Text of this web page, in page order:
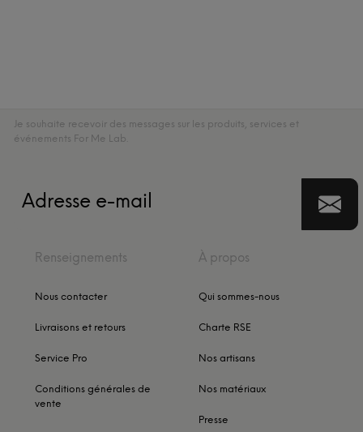
Je souhaite recevoir des messages sur les produits, services et
événements For Me Lab.
Renseignements
Nous contacter
Livraisons et retours
Service Pro
Conditions générales de
vente
À propos
Qui sommes-nous
Charte RSE
Nos artisans
Nos matériaux
Presse